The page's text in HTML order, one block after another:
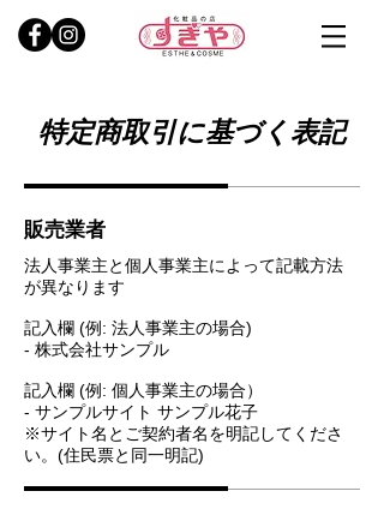
特定商取引に基づく表記
販売業者
法人事業主と個人事業主によって記載方法
が異なります
記入欄 (例: 法人事業主の場合)
- 株式会社サンプル
記入欄 (例: 個人事業主の場合）
- サンプルサイト サンプル花子
※サイト名とご契約者名を明記してくださ
い。(住民票と同一明記)